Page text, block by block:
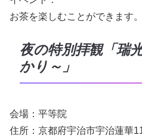
お茶を楽しむことができます。
夜の特別拝観「瑞
かり～」
会場：平等院
住所：京都府宇治市宇治蓮華